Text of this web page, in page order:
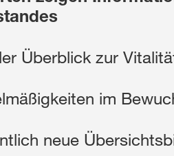
mitmyKWS
Überblick zur
im
neue